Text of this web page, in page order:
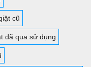
cũ
đã qua sử dụng